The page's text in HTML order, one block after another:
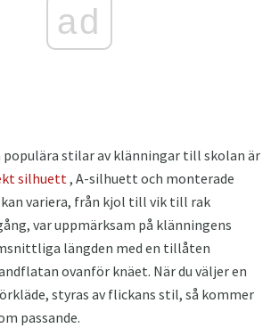
ad
populära stilar av klänningar till skolan är
silhuett, A-silhuett och monterade
variera, från kjol till vik till rak
var uppmärksam på klänningens
längden med en tillåten
ovanför knäet. När du väljer en
styras av flickans stil, så kommer
passande.